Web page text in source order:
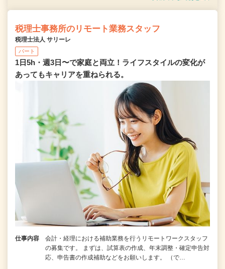
税理士事務所のリモート業務スタッフ
税理士法人 サリーレ
パート
1日5h・週3日〜で家庭と両立！ライフスタイルの変化が
あってもキャリアを重ねられる。
仕事内容
会計・経理における補助業務を行うリモートワークスタッフ
の募集です。 まずは、試算表の作成、年末調整・確定申告対
応、申告書の作成補助などをお願いします。 （で…